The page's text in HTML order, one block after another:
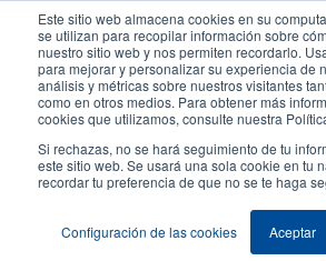
Este sitio web almacena cookies en su
se utilizan para recopilar información sobre
nuestro sitio web y nos permiten recordarlo.
para mejorar y personalizar su experiencia de
análisis y métricas sobre nuestros visitantes
como en otros medios. Para obtener más
cookies que utilizamos, consulte nuestra
Si rechazas, no se hará seguimiento de tu
este sitio web. Se usará una sola cookie en tu
recordar tu preferencia de que no se te haga
Configuración de las cookies Aceptar
contenido
principal
Header
Atención al cliente y